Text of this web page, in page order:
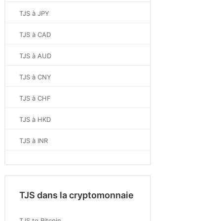
TJS à JPY
TJS à CAD
TJS à AUD
TJS à CNY
TJS à CHF
TJS à HKD
TJS à INR
TJS dans la cryptomonnaie